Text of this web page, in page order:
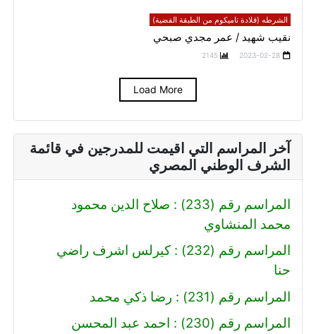
الشرطه (قلادة تاميكوم من الطبقة الفضية)
نقيب شهيد / عمر مجدي صبحي
2023-02-28
2145
Load More
آخر المراسم التي اقيمت للمدرجين في قائمة
الشرف الوطني المصري
المراسم رقم (233) : صلاح الدين محمود
محمد المنشاوي
المراسم رقم (232) : كيرلس اشرف راضي
حنا
المراسم رقم (231) : رضا ذكي محمد
المراسم رقم (230) : احمد عبد المحسن